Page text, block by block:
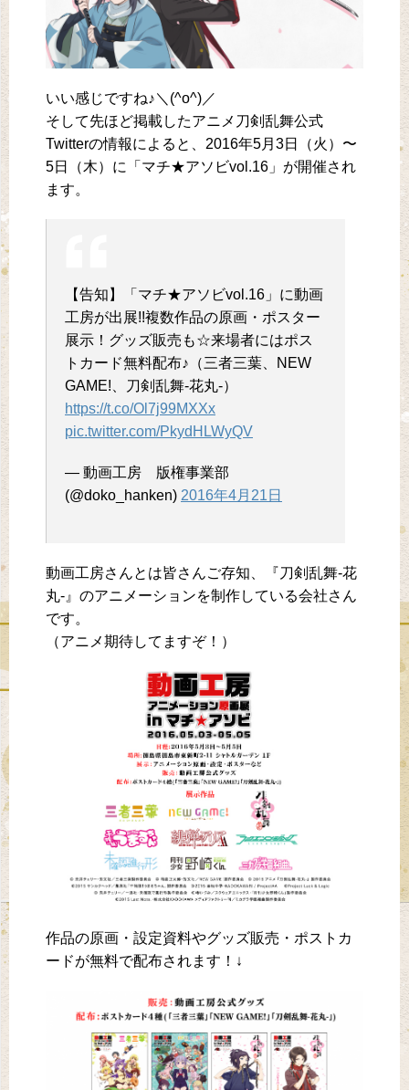
いい感じですね♪＼(^o^)／
そして先ほど掲載したアニメ刀剣乱舞公式
Twitterの情報によると、2016年5月3日（火）〜
5日（木）に「マチ★アソビvol.16」が開催され
ます。
【告知】「マチ★アソビvol.16」に動画
工房が出展!!複数作品の原画・ポスター
展示！グッズ販売も☆来場者にはポス
トカード無料配布♪（三者三葉、NEW
GAME!、刀剣乱舞-花丸-）
https://t.co/Ol7j99MXXx
pic.twitter.com/PkydHLWyQV
— 動画工房 版権事業部
(@doko_hanken) 2016年4月21日
動画工房さんとは皆さんご存知、『刀剣乱舞-花
丸-』のアニメーションを制作している会社さん
です。
（アニメ期待してますぞ！）
作品の原画・設定資料やグッズ販売・ポストカ
ードが無料で配布されます！↓